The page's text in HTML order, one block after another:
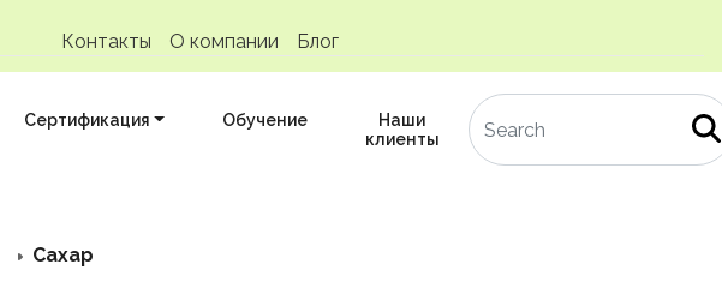
Контакты О компании Блог
Сертификация Обучение
Наши
клиенты
Сахар